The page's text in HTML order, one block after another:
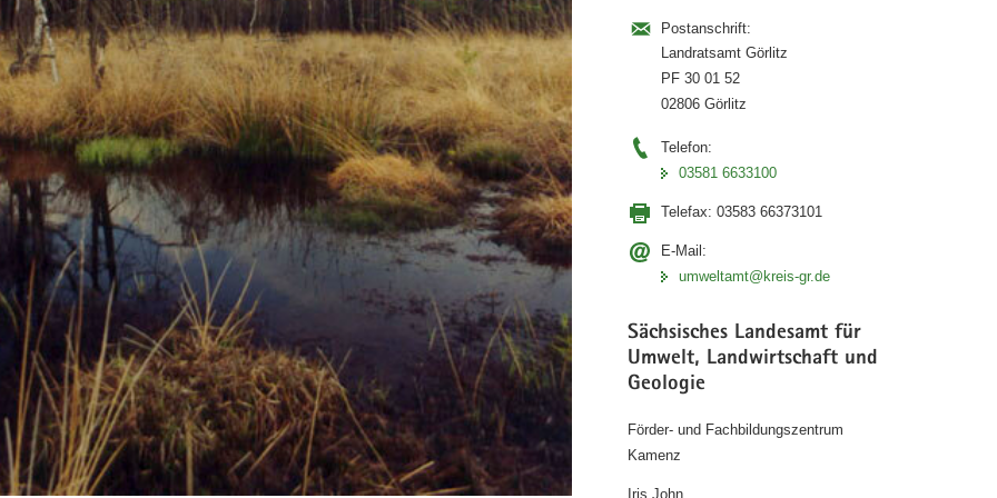
Postanschrift:
Landratsamt Görlitz
PF 30 01 52
02806 Görlitz
Telefon:
03581 6633100
Telefax: 03583 66373101
E-Mail:
umweltamt@kreis-gr.de
Sächsisches Landesamt für
Umwelt, Landwirtschaft und
Geologie
Förder- und Fachbildungszentrum
Kamenz
Iris John